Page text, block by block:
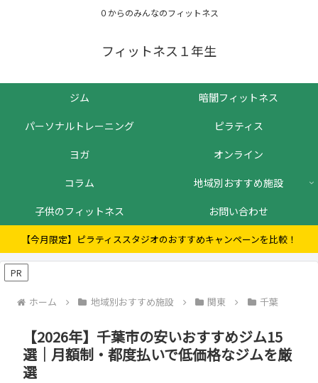
０からのみんなのフィットネス
フィットネス１年生
ジム
暗闇フィットネス
パーソナルトレーニング
ピラティス
ヨガ
オンライン
コラム
地域別おすすめ施設
子供のフィットネス
お問い合わせ
【今月限定】ピラティススタジオのおすすめキャンペーンを比較！
PR
ホーム 地域別おすすめ施設 関東 千葉
【2026年】千葉市の安いおすすめジム15
選｜月額制・都度払いで低価格なジムを厳
選